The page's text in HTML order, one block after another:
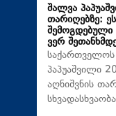
შალვა
თარიღებზე:
შემოგდებული
ვერ
პაპუაშვილი
აღნიშვნის